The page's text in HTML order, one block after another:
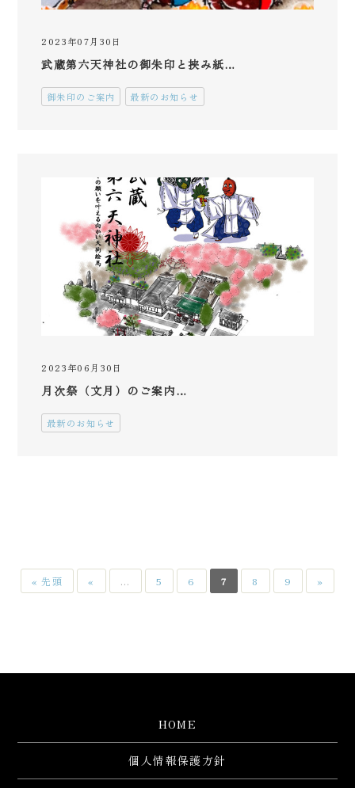
2023年07月30日
武蔵第六天神社の御朱印と挟み紙…
御朱印のご案内 最新のお知らせ
2023年06月30日
月次祭（文月）のご案内…
最新のお知らせ
« 先頭 « ... 5 6 7 8 9 »
HOME
個人情報保護方針